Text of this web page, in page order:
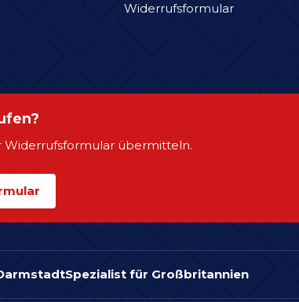
Widerrufsformular
Widerrufsformular übermitteln.
Spezialist für Großbritannien